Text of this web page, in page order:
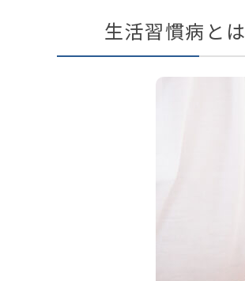
生活習慣病とは